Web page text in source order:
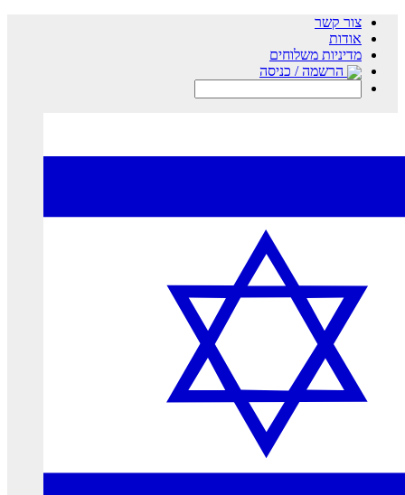
צור קשר
אודות
מדיניות משלוחים
הרשמה / כניסה